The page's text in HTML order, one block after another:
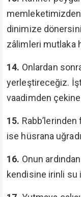
memleketimizden
dinimize
zâlimleri mutlaka
14. Onlardan
yerleştireceğiz.
vaadimden
15.
ise hüsrana
16. Onun
kendisine irinli su